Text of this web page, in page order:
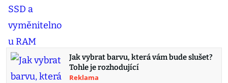
Jak vybrat barvu, která vám bude slušet?
Tohle je rozhodující
Reklama